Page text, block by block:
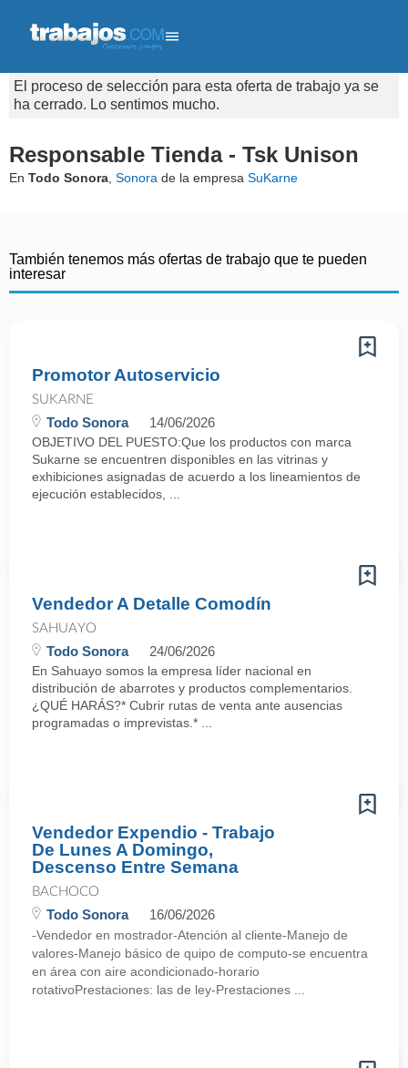
El proceso de selección para esta oferta de trabajo ya se
ha cerrado. Lo sentimos mucho.
Responsable Tienda - Tsk Unison
En Todo Sonora Sonora de la empresa SuKarne
También tenemos más ofertas de trabajo que te pueden
interesar
Promotor Autoservicio
SUKARNE
Todo Sonora 14/06/2026
OBJETIVO DEL PUESTO:Que los productos con marca
Sukarne se encuentren disponibles en las vitrinas y
exhibiciones asignadas de acuerdo a los lineamientos de
ejecución establecidos, ...
Vendedor A Detalle Comodín
SAHUAYO
Todo Sonora 24/06/2026
En Sahuayo somos la empresa líder nacional en
distribución de abarrotes y productos complementarios.
¿QUÉ HARÁS?* Cubrir rutas de venta ante ausencias
programadas o imprevistas.* ...
Vendedor Expendio - Trabajo
De Lunes A Domingo,
Descenso Entre Semana
BACHOCO
Todo Sonora 16/06/2026
-Vendedor en mostrador-Atención al cliente-Manejo de
valores-Manejo básico de quipo de computo-se encuentra
en área con aire acondicionado-horario
rotativoPrestaciones: las de ley-Prestaciones ...